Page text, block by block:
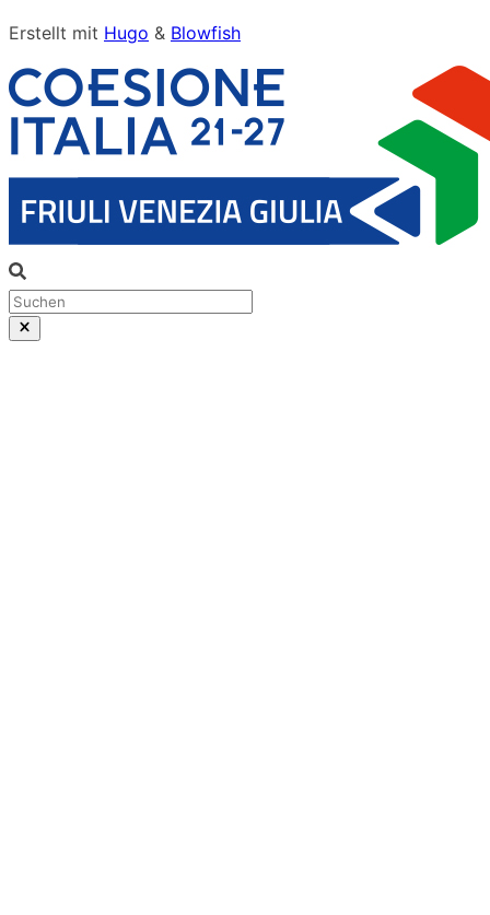
Erstellt mit Hugo & Blowfish